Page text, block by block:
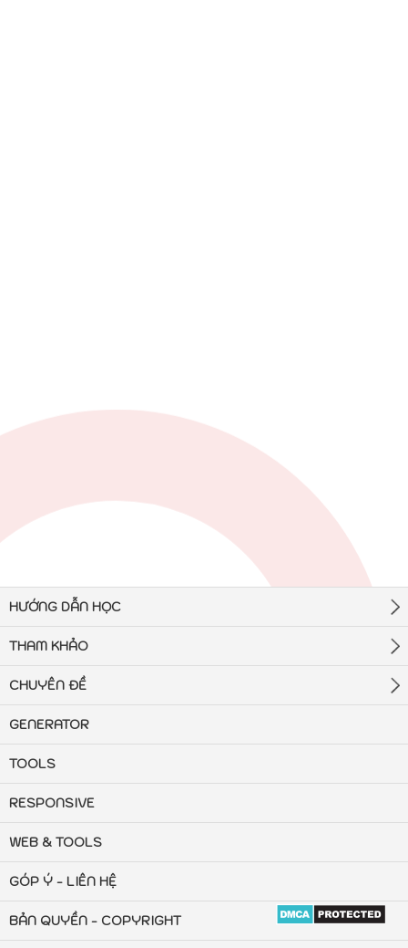
HƯỚNG DẪN HỌC
THAM KHẢO
CHUYÊN ĐỀ
GENERATOR
TOOLS
RESPONSIVE
WEB & TOOLS
GÓP Ý - LIÊN HỆ
BẢN QUYỀN - COPYRIGHT